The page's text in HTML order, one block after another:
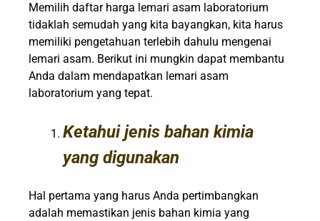
Memilih daftar harga lemari asam laboratorium
tidaklah semudah yang kita bayangkan, kita harus
memiliki pengetahuan terlebih dahulu mengenai
lemari asam. Berikut ini mungkin dapat membantu
Anda dalam mendapatkan lemari asam
laboratorium yang tepat.
Ketahui jenis bahan kimia
yang digunakan
Hal pertama yang harus Anda pertimbangkan
adalah memastikan jenis bahan kimia yang